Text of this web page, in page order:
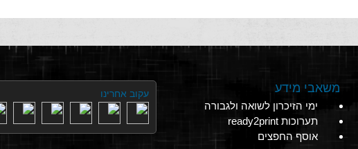
משאבי מידע
ימי הזיכרון לשואה ולגבורה
תערוכות ready2print
אוסף החפצים
עקוב אחרינו